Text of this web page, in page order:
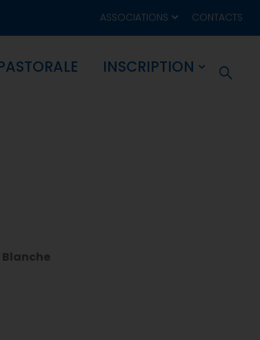
ASSOCIATIONS CONTACTS
INSCRIPTION
Blanche